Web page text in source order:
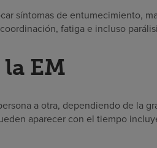
síntomas de entumecimiento,
fatiga e incluso
EM
a otra, dependiendo de la
aparecer con el tiempo